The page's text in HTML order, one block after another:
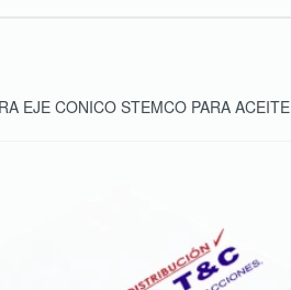
EJE CONICO STEMCO PARA ACEITE